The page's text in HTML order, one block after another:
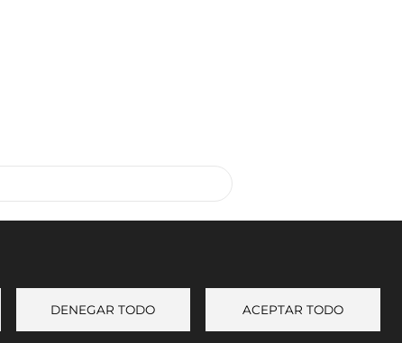
DENEGAR TODO ACEPTAR TODO